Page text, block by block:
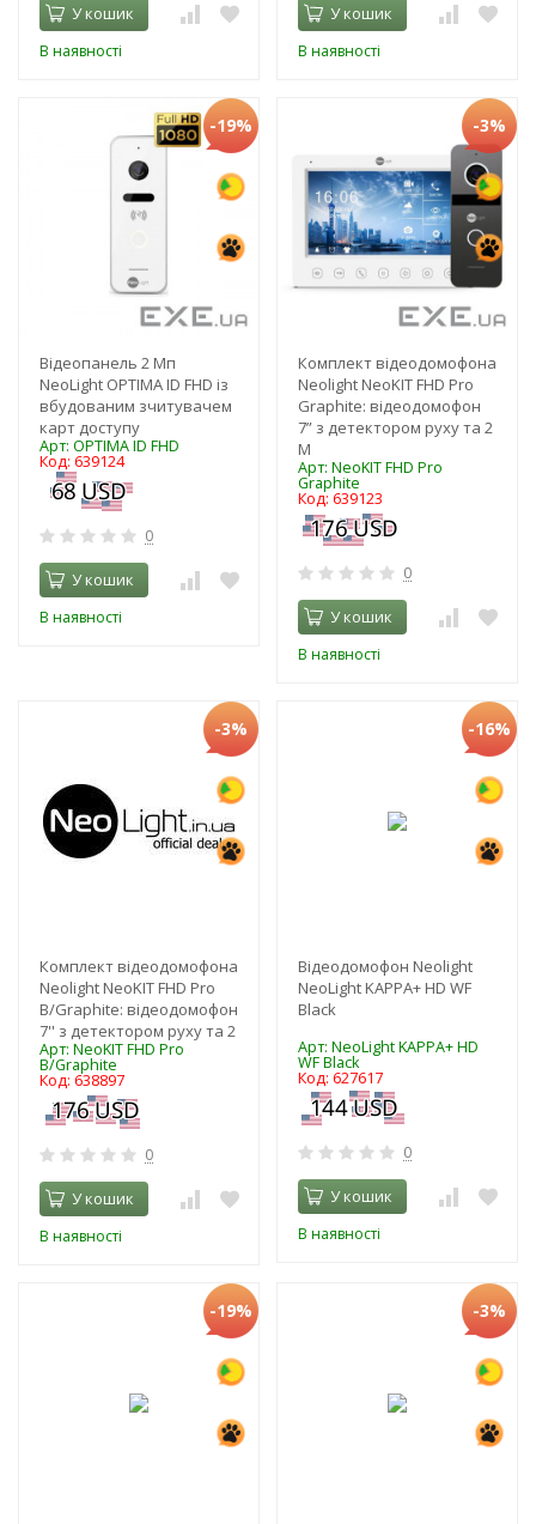
У кошик
В наявності
У кошик
В наявності
-19%
Відеопанель 2 Мп
NeoLight OPTIMA ID FHD із
вбудованим зчитувачем
карт доступу
Арт: OPTIMA ID FHD
Код: 639124
0
У кошик
В наявності
-3%
Комплект відеодомофона
Neolight NeoKIT FHD Pro
Graphite: відеодомофон
7” з детектором руху та 2
М
Арт: NeoKIT FHD Pro
Graphite
Код: 639123
0
У кошик
В наявності
-3%
Комплект відеодомофона
Neolight NeoKIT FHD Pro
B/Graphite: відеодомофон
7'' з детектором руху та 2
Арт: NeoKIT FHD Pro
B/Graphite
Код: 638897
0
У кошик
В наявності
-16%
Відеодомофон Neolight
NeoLight KAPPA+ HD WF
Black
Арт: NeoLight KAPPA+ HD
WF Black
Код: 627617
0
У кошик
В наявності
-19% -3%